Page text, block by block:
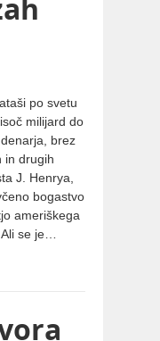
po svetu
milijard do
brez
in drugih
J. Henrya,
bogastvo
ameriškega
se je…